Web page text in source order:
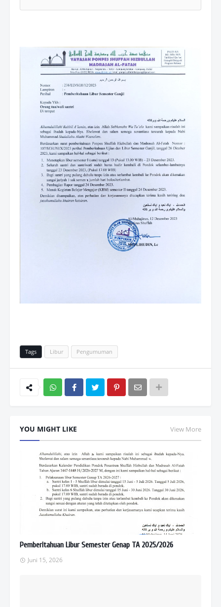
Tags Libur Pengumuman
p
YOU MIGHT LIKE View More
Pemberitahuan Libur Semester Genap TA 2025/2026
Juni 15, 2026